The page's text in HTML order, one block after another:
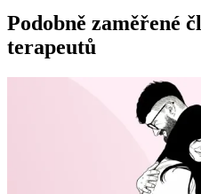
Podobně zaměřené
terapeutů